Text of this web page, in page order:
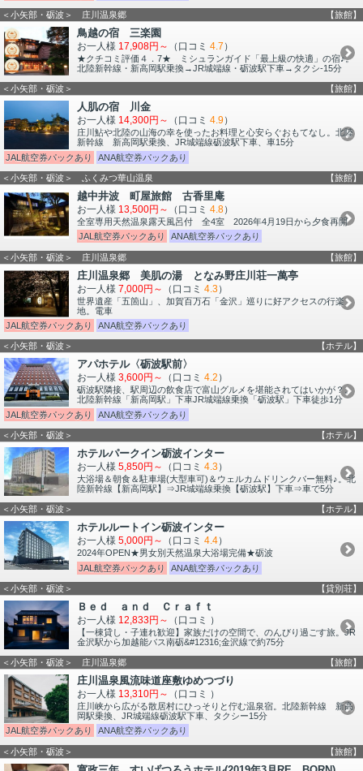
＜小矢部・砺波＞ 庄川温泉郷 【旅館】
鳥越の宿 三楽園
お一人様 17,908円～ （口コミ 4.7 ）
★クチコミ評価４．7★ ミシュランガイド「最上級の快適」の宿♪。
北陸新幹線・新高岡駅乗換→JR城端線・砺波駅下車→タクシ-15分
＜小矢部・砺波＞ 【旅館】
人肌の宿 川金
お一人様 14,300円～ （口コミ 4.9）
庄川鮎や北陸の山海の幸を使ったお料理と心安らぐおもてなし。北陸
新幹線 新高岡駅乗換、JR城端線砺波駅下車、車15分
JAL航空券パックあり
ANA航空券パックあり
＜小矢部・砺波＞ ふくみつ華山温泉 【旅館】
越中井波 町屋旅館 古香里庵
お一人様 13,500円～ （口コミ 4.8）
全室専用天然温泉露天風呂付 全4室 2026年4月19日から夕食再開
JAL航空券パックあり
ANA航空券パックあり
＜小矢部・砺波＞ 庄川温泉郷 【旅館】
庄川温泉郷 美肌の湯 となみ野庄川荘一萬亭
お一人様 7,000円～ （口コミ 4.3）
世界遺産「五箇山」、加賀百万石「金沢」巡りに好アクセスの行楽
地。電車
JAL航空券パックあり
ANA航空券パックあり
＜小矢部・砺波＞ 【ホテル】
アパホテル〈砺波駅前〉
お一人様 3,600円～ （口コミ 4.2 ）
砺波駅隣接、駅周辺の飲食店で富山グルメを堪能されてはいかが？。
北陸新幹線「新高岡駅」下車JR城端線乗換「砺波駅」下車徒歩1分
JAL航空券パックあり
ANA航空券パックあり
＜小矢部・砺波＞ 【ホテル】
ホテルパークイン砺波インター
お一人様 5,850円～ （口コミ 4.3）
大浴場＆朝食＆駐車場(大型車可)＆ウェルカムドリンクバー無料♪。北
陸新幹線【新高岡駅】⇒JR城端線乗換【砺波駅】下車⇒車で5分
＜小矢部・砺波＞ 【ホテル】
ホテルルートイン砺波インター
お一人様 5,000円～ （口コミ 4.4）
2024年OPEN★男女別天然温泉大浴場完備★砺波
JAL航空券パックあり
ANA航空券パックあり
＜小矢部・砺波＞ 【貸別荘】
Ｂｅｄ ａｎｄ Ｃｒａｆｔ
お一人様 12,833円～ （口コミ ）
【一棟貸し・子連れ歓迎】家族だけの空間で、のんびり過ごす旅。JR
金沢駅から加越能バス南砺&#12316;金沢線で約75分
＜小矢部・砺波＞ 庄川温泉郷 【旅館】
庄川温泉風流味道座敷ゆめつづり
お一人様 13,310円～ （口コミ ）
庄川峡から広がる散居村にひっそりと佇む温泉宿。北陸新幹線 新高
岡駅乗換、JR城端線砺波駅下車、タクシー15分
JAL航空券パックあり
ANA航空券パックあり
＜小矢部・砺波＞ 【旅館】